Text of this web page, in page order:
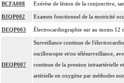
BCFA008 Exérèse de lésion de la conjonctive,
BJQP002 Examen fonctionnel de la motricité
DEQP003 Électrocardiographie sur au moins 12
DEQP007
Surveillance continue de
oscilloscopie et/ou télésurveillance,
continue de la pression intraartérielle
artérielle en oxygène par méthodes